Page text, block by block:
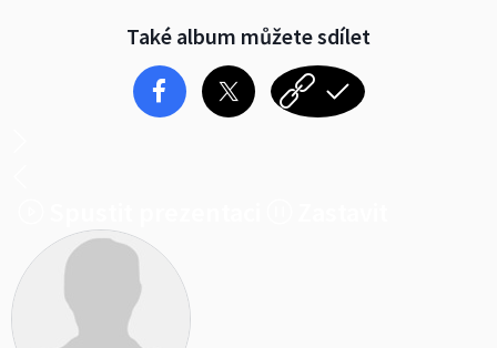
Také album můžete sdílet